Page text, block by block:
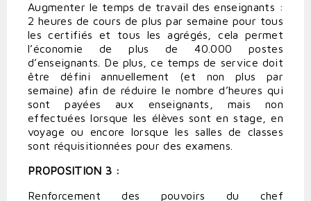
Augmenter le temps de travail des enseignants :
2 heures de cours de plus par semaine pour tous
les certifiés et tous les agrégés, cela permet
l’économie de plus de 40.000 postes
d’enseignants. De plus, ce temps de service doit
être défini annuellement (et non plus par
semaine) afin de réduire le nombre d’heures qui
sont payées aux enseignants, mais non
effectuées lorsque les élèves sont en stage, en
voyage ou encore lorsque les salles de classes
sont réquisitionnées pour des examens.
PROPOSITION 3 :
Renforcement des pouvoirs du chef